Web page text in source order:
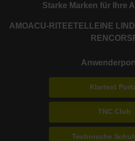
Starke Marken für Ihre
AMOACU-RITE ETEL LEINE
RENCO
Klartext
TNC Club
Technische